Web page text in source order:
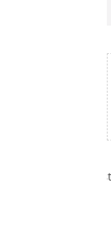
Testez